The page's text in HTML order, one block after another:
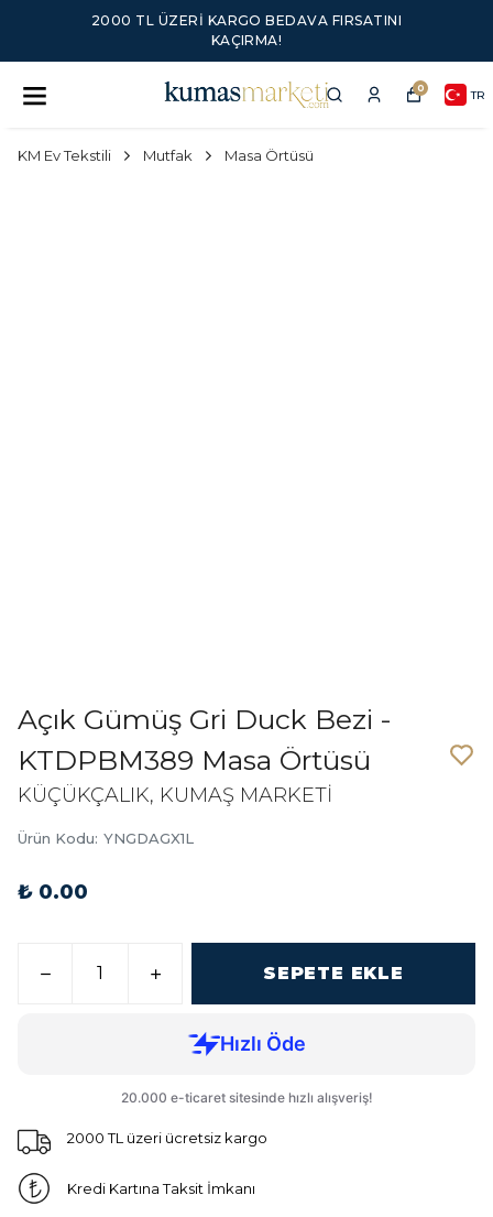
2000 TL ÜZERI KARGO BEDAVA FIRSATINI
KAÇIRMA!
0 TR
KM Ev Tekstili Mutfak Masa Örtüsü
Açık Gümüş Gri Duck Bezi -
KTDPBM389 Masa Örtüsü
KÜÇÜKÇALIK, KUMAŞ MARKETİ
Ürün Kodu: YNGDAGX1L
₺ 0.00
SEPETE EKLE
2000 TL üzeri ücretsiz kargo
Kredi Kartına Taksit İmkanı